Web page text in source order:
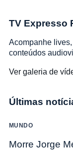
TV Expresso
Acompanhe
conteúdos
Ver galeria de
Últimas
MUNDO
Morre Jorge